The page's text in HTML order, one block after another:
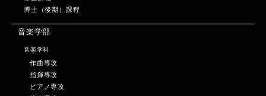
博士（後期）課程
音楽学部
音楽学科
作曲専攻
指揮専攻
ピアノ専攻